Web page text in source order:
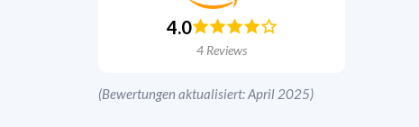
4.0
4 Reviews
(Bewertungen aktualisiert: April 2025)